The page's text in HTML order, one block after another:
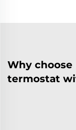
Why
termostat